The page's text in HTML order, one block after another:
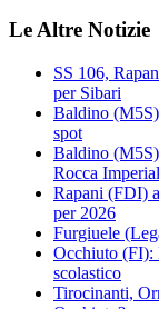
Le Altre Notizie
SS 106,
per Sibari
Baldino
spot
Baldino
Rocca
Rapani (FDI)
per 2026
Furgiuele
Occhiuto (FI):
scolastico
Tirocinanti,